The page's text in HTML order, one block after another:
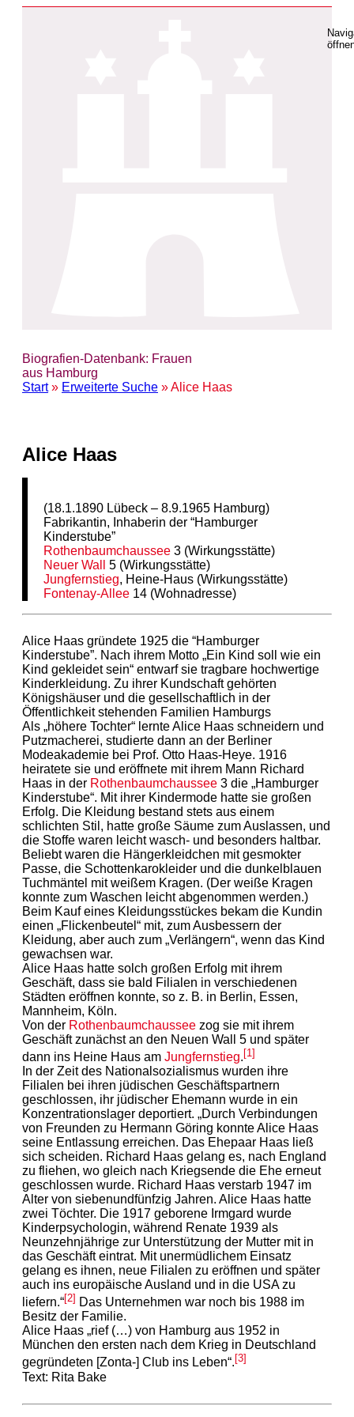
Biografien-Datenbank: Frauen
aus Hamburg
Start» Erweiterte Suche » Alice Haas
Alice Haas
(18.1.1890 Lübeck – 8.9.1965 Hamburg)
Fabrikantin, Inhaberin der “Hamburger
Kinderstube”
Rothenbaumchaussee 3 (Wirkungsstätte)
Neuer Wall
5 (Wirkungsstätte)
Jungfernstieg, Heine-Haus (Wirkungsstätte)
Fontenay-Allee 14 (Wohnadresse)
Alice Haas gründete 1925 die “Hamburger
Kinderstube”. Nach ihrem Motto „Ein Kind soll wie ein
Kind gekleidet sein“ entwarf sie tragbare hochwertige
Kinderkleidung. Zu ihrer Kundschaft gehörten
Königshäuser und die gesellschaftlich in der
Öffentlichkeit stehenden Familien Hamburgs
Als „höhere Tochter“ lernte Alice Haas schneidern und
Putzmacherei, studierte dann an der Berliner
Modeakademie bei Prof. Otto Haas-Heye. 1916
heiratete sie und eröffnete mit ihrem Mann Richard
Haas in der Rothenbaumchaussee 3 die „Hamburger
Kinderstube“. Mit ihrer Kindermode hatte sie großen
Erfolg. Die Kleidung bestand stets aus einem
schlichten Stil, hatte große Säume zum Auslassen, und
die Stoffe waren leicht wasch- und besonders haltbar.
Beliebt waren die Hängerkleidchen mit gesmokter
Passe, die Schottenkarokleider und die dunkelblauen
Tuchmäntel mit weißem Kragen. (Der weiße Kragen
konnte zum Waschen leicht abgenommen werden.)
Beim Kauf eines Kleidungsstückes bekam die Kundin
einen „Flickenbeutel“ mit, zum Ausbessern der
Kleidung, aber auch zum „Verlängern“, wenn das Kind
gewachsen war.
Alice Haas hatte solch großen Erfolg mit ihrem
Geschäft, dass sie bald Filialen in verschiedenen
Städten eröffnen konnte, so z. B. in Berlin, Essen,
Mannheim, Köln.
Von der Rothenbaumchaussee zog sie mit ihrem
Geschäft zunächst an den Neuen Wall 5 und später
dann ins Heine Haus am Jungfernstieg.[1]
In der Zeit des Nationalsozialismus wurden ihre
Filialen bei ihren jüdischen Geschäftspartnern
geschlossen, ihr jüdischer Ehemann wurde in ein
Konzentrationslager deportiert. „Durch Verbindungen
von Freunden zu Hermann Göring konnte Alice Haas
seine Entlassung erreichen. Das Ehepaar Haas ließ
sich scheiden. Richard Haas gelang es, nach England
zu fliehen, wo gleich nach Kriegsende die Ehe erneut
geschlossen wurde. Richard Haas verstarb 1947 im
Alter von siebenundfünfzig Jahren. Alice Haas hatte
zwei Töchter. Die 1917 geborene Irmgard wurde
Kinderpsychologin, während Renate 1939 als
Neunzehnjährige zur Unterstützung der Mutter mit in
das Geschäft eintrat. Mit unermüdlichem Einsatz
gelang es ihnen, neue Filialen zu eröffnen und später
auch ins europäische Ausland und in die USA zu
liefern.“[2] Das Unternehmen war noch bis 1988 im
Besitz der Familie.
Alice Haas „rief (…) von Hamburg aus 1952 in
München den ersten nach dem Krieg in Deutschland
gegründeten [Zonta-] Club ins Leben“. [3]
Text: Rita Bake